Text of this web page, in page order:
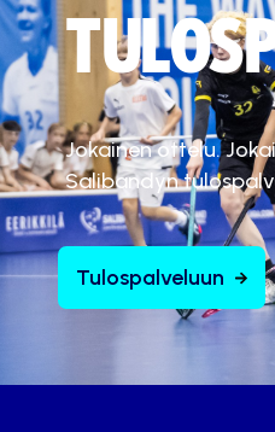
Jokainen ottelu.
Salibandyn
Tulospalveluun